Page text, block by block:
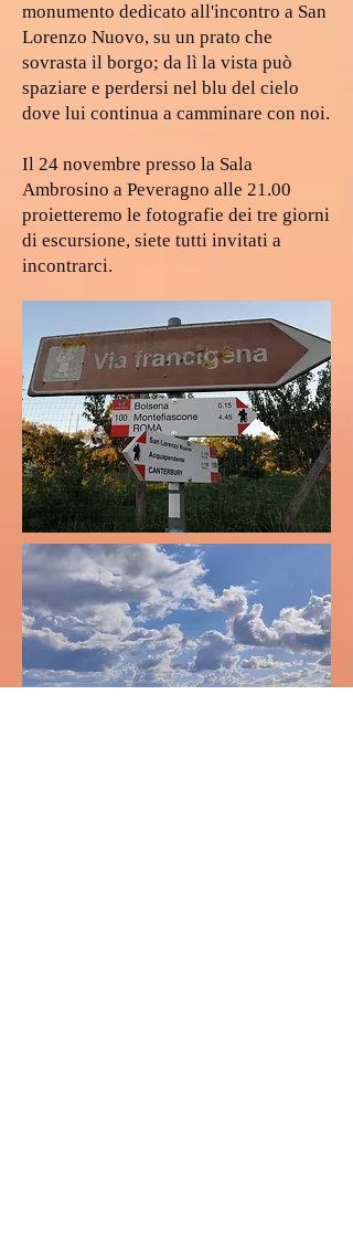
monumento dedicato all'incontro a San
Lorenzo Nuovo, su un prato che
sovrasta il borgo; da lì la vista può
spaziare e perdersi nel blu del cielo
dove lui continua a camminare con noi.
Il 24 novembre presso la Sala
Ambrosino a Peveragno alle 21.00
proietteremo le fotografie dei tre giorni
di escursione, siete tutti invitati a
incontrarci.